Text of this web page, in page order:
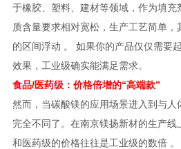
于橡胶、塑料、建材等领域，作为填
质含量要求相对宽松，生产工艺简单
的区间浮动 。 如果你的产品仅仅需要
效果，工业级确实能满足需求。
食品/医药级：价格倍增的“高端款”
然而，当碳酸镁的应用场景进入到与
完全不同了。在南京镁扬新材的生产
和医药级的价格往往是工业级的数倍 。